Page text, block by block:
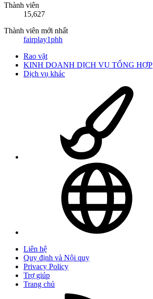
Thành viên
15,627
Thành viên mới nhất
fairplay1phh
Rao vặt
KINH DOANH DỊCH VỤ TỔNG HỢP
Dịch vụ khác
Liên hệ
Quy định và Nội quy
Privacy Policy
Trợ giúp
Trang chủ